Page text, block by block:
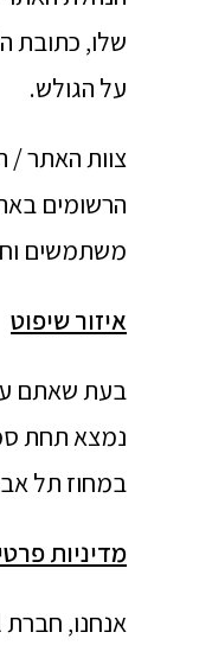
על הגולש.
צוות האתר /
הרשומים
משתמשים
איזור שיפוט
בעת שאתם
נמצא תחת
במחוז תל
מדיניות
אנחנו, חברת videoeditor.co.il מכבדים את הפרטיות שלך ולכן יצרנו את מדיניות הפרטיות הזו.